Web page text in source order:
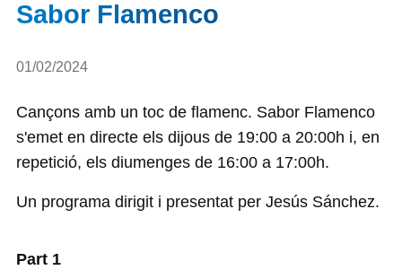
Sabor Flamenco
Detalls
01/02/2024
Cançons amb un toc de flamenc. Sabor Flamenco
s'emet en directe els dijous de 19:00 a 20:00h i, en
repetició, els diumenges de 16:00 a 17:00h.
Un programa dirigit i presentat per Jesús Sánchez.
Part 1